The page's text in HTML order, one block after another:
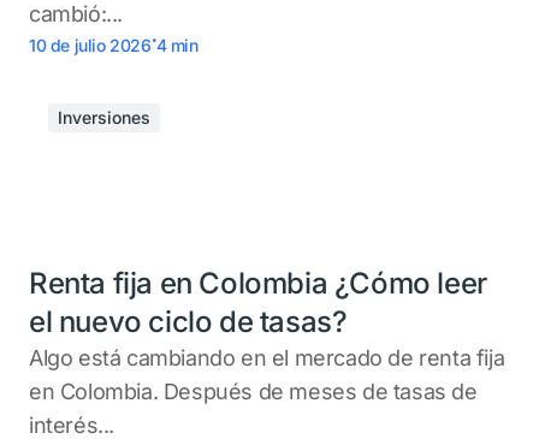
cambió:...
10 de julio 2026.4 min
Inversiones
Renta fija en Colombia ¿Cómo leer
el nuevo ciclo de tasas?
Algo está cambiando en el mercado de renta fija
en Colombia. Después de meses de tasas de
interés...